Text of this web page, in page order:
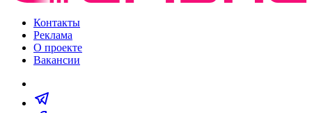
Контакты
Реклама
О проекте
Вакансии